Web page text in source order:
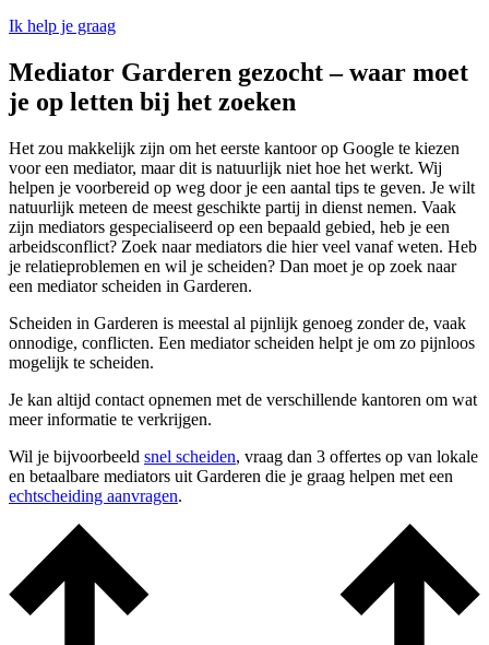
Ik help je graag
Mediator Garderen gezocht – waar moet
je op letten bij het zoeken
Het zou makkelijk zijn om het eerste kantoor op Google te kiezen
voor een mediator, maar dit is natuurlijk niet hoe het werkt. Wij
helpen je voorbereid op weg door je een aantal tips te geven. Je wilt
natuurlijk meteen de meest geschikte partij in dienst nemen. Vaak
zijn mediators gespecialiseerd op een bepaald gebied, heb je een
arbeidsconflict? Zoek naar mediators die hier veel vanaf weten. Heb
je relatieproblemen en wil je scheiden? Dan moet je op zoek naar
een mediator scheiden in Garderen.
Scheiden in Garderen is meestal al pijnlijk genoeg zonder de, vaak
onnodige, conflicten. Een mediator scheiden helpt je om zo pijnloos
mogelijk te scheiden.
Je kan altijd contact opnemen met de verschillende kantoren om wat
meer informatie te verkrijgen.
Wil je bijvoorbeeld snel scheiden, vraag dan 3 offertes op van lokale
en betaalbare mediators uit Garderen die je graag helpen met een
echtscheiding aanvragen.